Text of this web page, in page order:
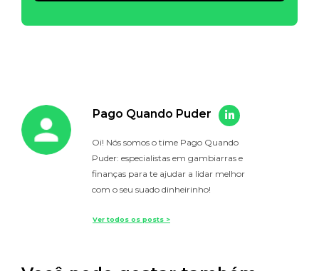
Pago Quando Puder
Oi! Nós somos o time Pago Quando
Puder: especialistas em gambiarras e
finanças para te ajudar a lidar melhor
com o seu suado dinheirinho!
Ver todos os posts >